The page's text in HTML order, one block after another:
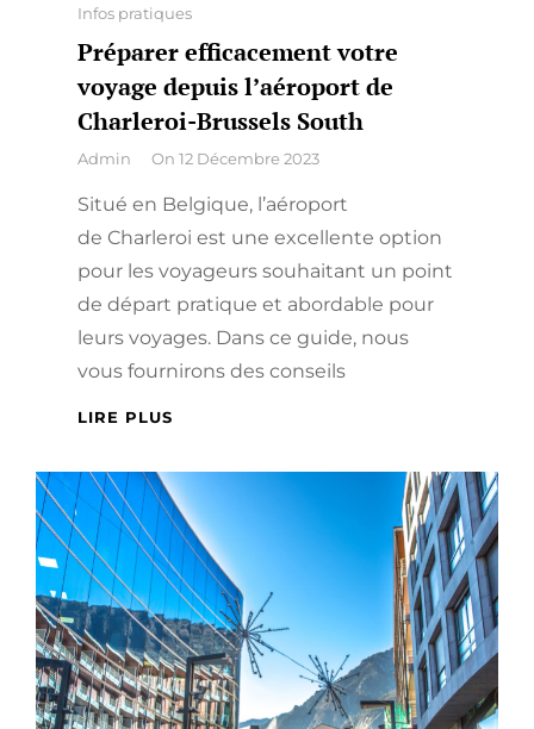
Categories
Infos pratiques
Préparer efficacement votre
voyage depuis l’aéroport de
Charleroi-Brussels South
By
Admin On 12 Décembre 2023
Situé en Belgique, l’aéroport
de Charleroi est une excellente option
pour les voyageurs souhaitant un point
de départ pratique et abordable pour
leurs voyages. Dans ce guide, nous
vous fournirons des conseils
LIRE PLUS
VOYAGE
DEPUIS
L’AÉROPORT
DE
CHARLEROI-
BRUSSELS
SOUTH